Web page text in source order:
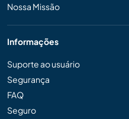
Nossa Missão
Informações
Suporte ao usuário
Segurança
FAQ
Seguro